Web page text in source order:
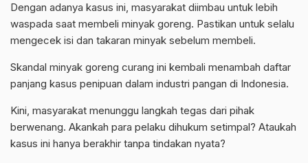
Dengan adanya kasus ini, masyarakat diimbau untuk lebih
waspada saat membeli minyak goreng. Pastikan untuk selalu
mengecek isi dan takaran minyak sebelum membeli.
Skandal minyak goreng curang ini kembali menambah daftar
panjang kasus penipuan dalam industri pangan di Indonesia.
Kini, masyarakat menunggu langkah tegas dari pihak
berwenang. Akankah para pelaku dihukum setimpal? Ataukah
kasus ini hanya berakhir tanpa tindakan nyata?